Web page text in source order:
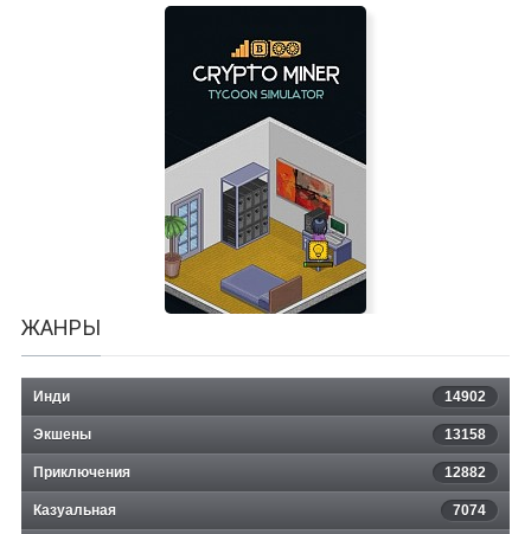
Trespasser: The Lost World -
Jurassic Park
Crypto Miner Tycoon Simulator
ЖАНРЫ
Инди 14902
Экшены 13158
Приключения 12882
Казуальная 7074